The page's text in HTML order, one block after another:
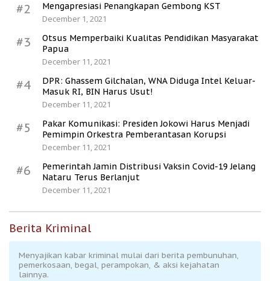
#2
Mengapresiasi Penangkapan Gembong KST
December 1, 2021
#3
Otsus Memperbaiki Kualitas Pendidikan Masyarakat
Papua
December 11, 2021
#4
DPR: Ghassem Gilchalan, WNA Diduga Intel Keluar-
Masuk RI, BIN Harus Usut!
December 11, 2021
#5
Pakar Komunikasi: Presiden Jokowi Harus Menjadi
Pemimpin Orkestra Pemberantasan Korupsi
December 11, 2021
#6
Pemerintah Jamin Distribusi Vaksin Covid-19 Jelang
Nataru Terus Berlanjut
December 11, 2021
Berita Kriminal
Menyajikan kabar kriminal mulai dari berita pembunuhan,
pemerkosaan, begal, perampokan, & aksi kejahatan
lainnya.